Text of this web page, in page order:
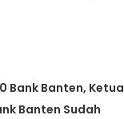
Bank Banten, Ketua
Banten Sudah